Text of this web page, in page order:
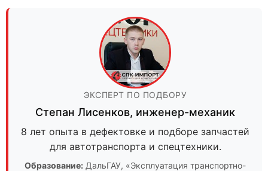
ЭКСПЕРТ ПО ПОДБОРУ
Степан Лисенков, инженер-механик
8 лет опыта в дефектовке и подборе запчастей
для автотранспорта и спецтехники.
Образование: ДальГАУ, «Эксплуатация транспортно-